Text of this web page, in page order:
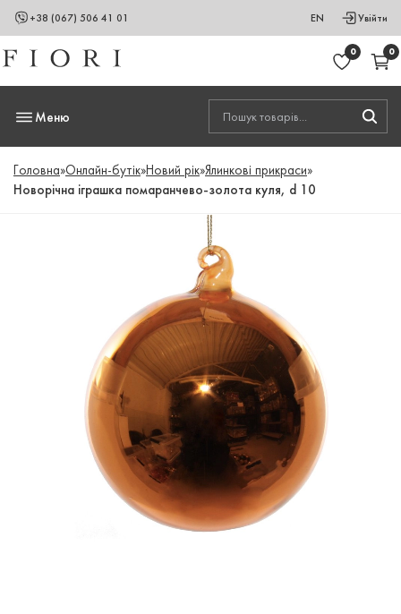
+38 (067) 506 41 01 EN Увійти
0 0
Меню
Головна»Онлайн-бутік»Новий рік»Ялинкові прикраси»
Новорічна іграшка помаранчево-золота куля, d 10